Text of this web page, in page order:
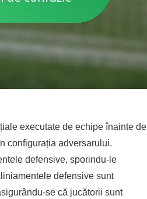
executate de echipe înainte de
configurația adversarului.
defensive, sporindu-le
defensive sunt
se că jucătorii sunt